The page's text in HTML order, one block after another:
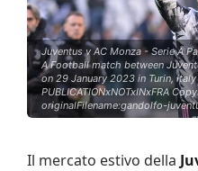
Juventus v AC Monza - Serie A
A Football match between
on 29 January 2023 in Turin,
PUBLICATIONxNOTxINxFRA
originalFilename:gandolfo-
Il mercato estivo della